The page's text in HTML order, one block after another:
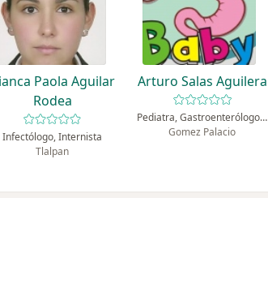
Paola Aguilar
Rodea
Infectólogo, Internista
Tlalpan
Arturo Salas Aguilera
Pediatra, Gastroenterólogo pediátrico
Gomez Palacio